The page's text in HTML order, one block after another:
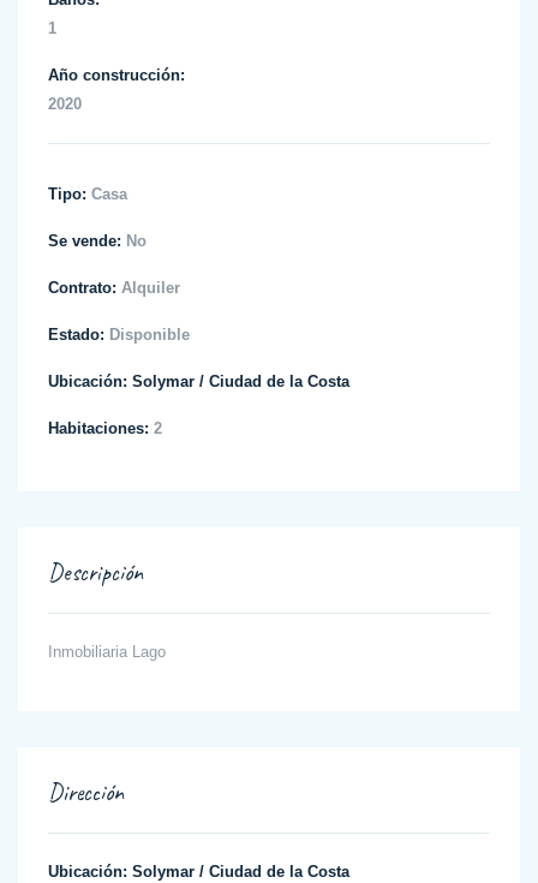
1
Año construcción:
2020
Tipo: Casa
Se vende: No
Contrato: Alquiler
Estado: Disponible
Ubicación: Solymar / Ciudad de la Costa
Habitaciones: 2
Descripción
Inmobiliaria Lago
Dirección
Ubicación: Solymar / Ciudad de la Costa